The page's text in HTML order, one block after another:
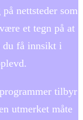
nettsteder som
et tegn på at
du få innsikt i
tilbyr
utmerket måte